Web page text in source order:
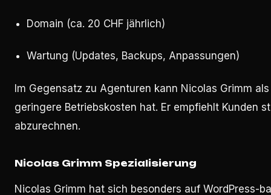
Domain (ca. 20 CHF jährlich)
Wartung (Updates, Backups, Anpassungen)
Im Gegensatz zu Agenturen kann Nicolas Grimm
geringere Betriebskosten hat. Er empfiehlt Kunden
abzurechnen.
Nicolas Grimm Spezialisierung
Nicolas Grimm hat sich besonders auf WordPress-